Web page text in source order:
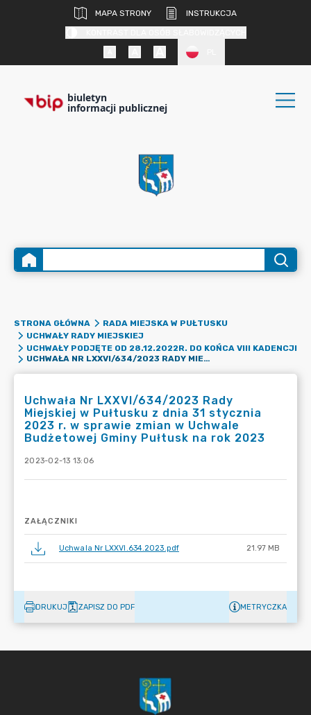
MAPA STRONY
INSTRUKCJA
biuletyn
informacji publicznej
STRONA GŁÓWNA
RADA MIEJSKA W PUŁTUSKU
UCHWAŁY RADY MIEJSKIEJ
UCHWAŁY PODJĘTE OD 28.12.2022R. DO KOŃCA VIII KADENCJI
UCHWAŁA NR LXXVI/634/2023 RADY MIEJSKIEJ W PUŁTUSKU Z DNIA 31 STYCZNIA 2023 R. W SPRAWIE ZMIAN W UCHWALE BUDŻETOWEJ GMINY PUŁTUSK NA ROK 2023
Uchwała Nr LXXVI/634/2023 Rady
Miejskiej w Pułtusku z dnia 31 stycznia
2023 r. w sprawie zmian w Uchwale
Budżetowej Gminy Pułtusk na rok 2023
2023-02-13 13:06
ZAŁĄCZNIKI
Uchwala Nr LXXVI.634.2023.pdf 21.97 MB
DRUKUJ ZAPISZ DO PDF METRYCZKA